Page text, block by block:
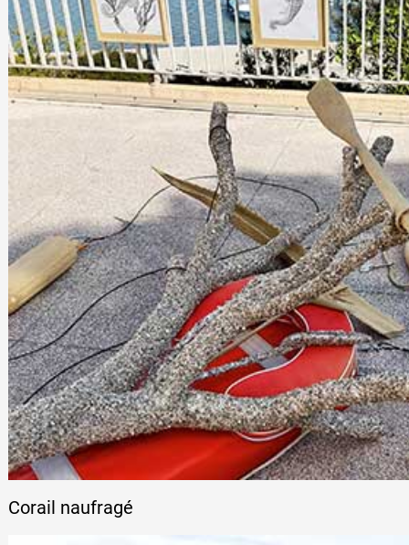
Actions
Documentation
Visites d'ateliers
Production vidéo
Formation
Événements
1% œuvres dans
public
Corail naufragé